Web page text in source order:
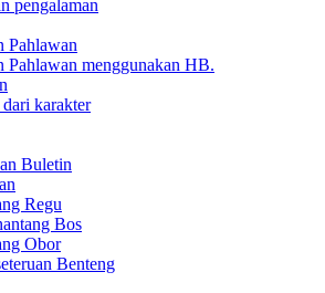
pengalaman
Pahlawan
Pahlawan menggunakan HB.
karakter
Buletin
Regu
Bos
Obor
Benteng